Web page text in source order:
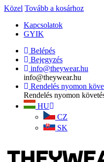
Közel Tovább a kosárhoz
Kapcsolatok
GYIK
Belépés
Bejegyzés
info@theywear.hu
info@theywear.hu
Rendelés nyomon
Rendelés nyomon
HU
CZ
SK